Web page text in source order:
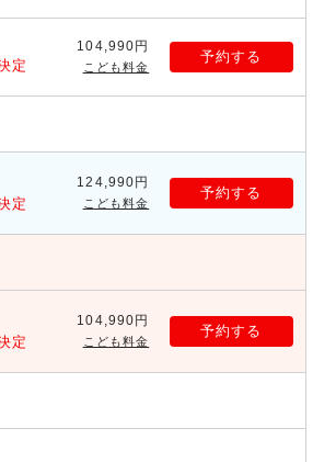
定
104,990円
こども料金
予約する
定
124,990円
こども料金
予約する
定
104,990円
こども料金
予約する